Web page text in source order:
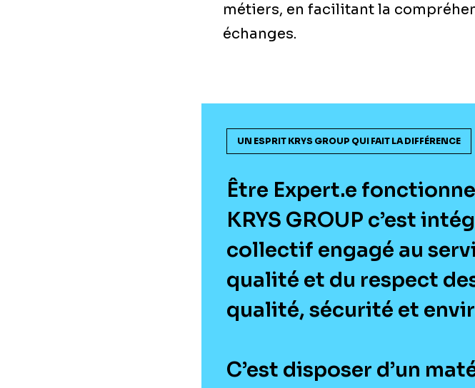
métiers, en facilitant la
échanges.
UN ESPRIT KRYS GROUP QUI FAIT LA DIFFÉRENCE
Être Expert.e
KRYS GROUP c’est
collectif engagé au
qualité et du respect
qualité, sécurité et
C’est disposer d’un